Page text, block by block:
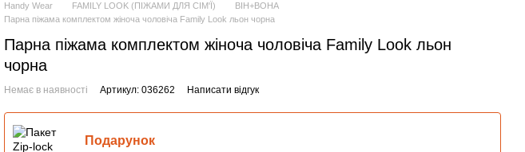
Handy Wear FAMILY LOOK (ПІЖАМИ ДЛЯ СІМ'Ї)
ВІН+ВОНА
Парна піжама комплектом жіноча чоловіча Family Look льон чорна
Парна піжама комплектом жіноча чоловіча Family Look льон
чорна
Немає в наявності Артикул: 036262 Написати відгук
Подарунок